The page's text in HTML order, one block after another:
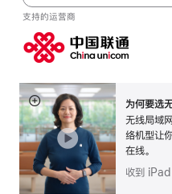
支持的运营商
为何要选
无线局域
络机型让
在线。
收到 iPad
展
开